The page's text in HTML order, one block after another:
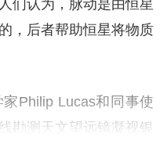
们认为，脉动是由恒星
，后者帮助恒星将物质
Philip Lucas和同事使
勘测天文望远镜凝视银